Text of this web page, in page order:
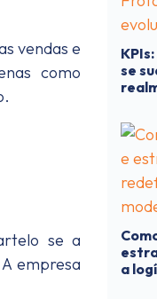
vendas e
como
se a
empresa
se
a